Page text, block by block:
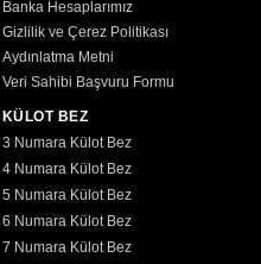
Banka Hesaplarımız
Gizlilik ve Çerez Politikası
Aydınlatma Metni
Veri Sahibi Başvuru Formu
KÜLOT BEZ
3 Numara Külot Bez
4 Numara Külot Bez
5 Numara Külot Bez
6 Numara Külot Bez
7 Numara Külot Bez